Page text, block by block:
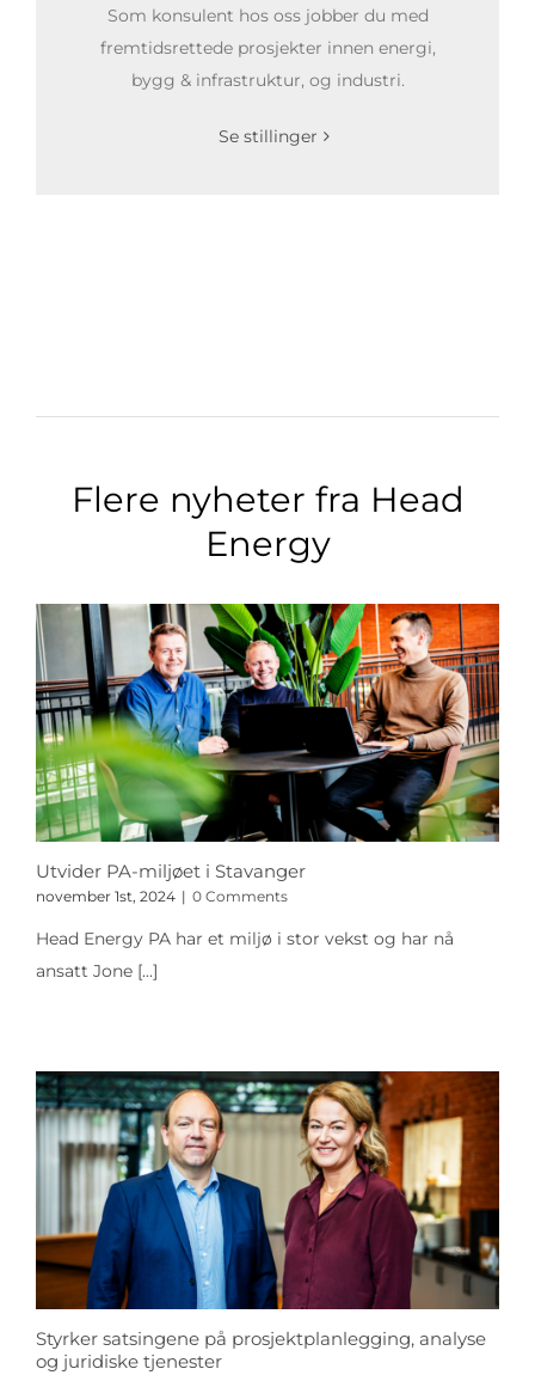
Som konsulent hos oss jobber du med
fremtidsrettede prosjekter innen energi,
bygg & infrastruktur, og industri.
Se stillinger
Flere nyheter fra Head
Energy
Utvider PA-miljøet i Stavanger
november 1st, 2024 | 0 Comments
Head Energy PA har et miljø i stor vekst og har nå
ansatt Jone[...]
Styrker satsingene på prosjektplanlegging, analyse
og juridiske tjenester